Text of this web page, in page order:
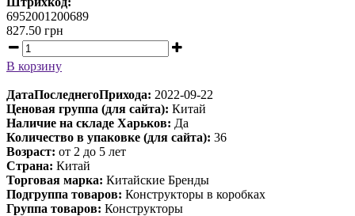
6952001200689
827.50 грн
В корзину
ДатаПоследнегоПрихода: 2022-09-22
Ценовая группа (для сайта): Китай
Наличие на складе Харьков: Да
Количество в упаковке (для сайта): 36
Возраст: от 2 до 5 лет
Страна: Китай
Торговая марка: Китайские Бренды
Подгруппа товаров: Конструкторы в коробках
Группа товаров: Конструкторы